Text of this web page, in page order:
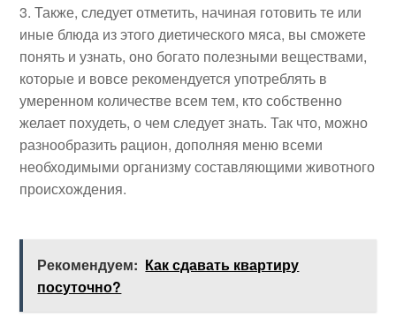
Также, следует отметить, начиная готовить те или
иные блюда из этого диетического мяса, вы сможете
понять и узнать, оно богато полезными веществами,
которые и вовсе рекомендуется употреблять в
умеренном количестве всем тем, кто собственно
желает похудеть, о чем следует знать. Так что, можно
разнообразить рацион, дополняя меню всеми
необходимыми организму составляющими животного
происхождения.
Рекомендуем: Как сдавать квартиру
посуточно?